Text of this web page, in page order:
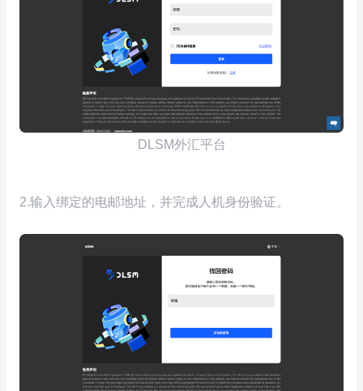
DLSM外汇平台
2.输入绑定的电邮地址，并完成人机身份验证。